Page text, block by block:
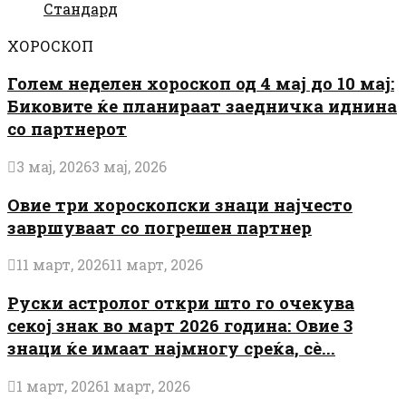
Стандард
ХОРОСКОП
Голем неделен хороскоп од 4 мај до 10 мај:
Биковите ќе планираат заедничка иднина
со партнерот
3 мај, 20263 мај, 2026
Овие три хороскопски знаци најчесто
завршуваат со погрешен партнер
11 март, 202611 март, 2026
Руски астролог откри што го очекува
секој знак во март 2026 година: Овие 3
знаци ќе имаат најмногу среќа, сè...
1 март, 20261 март, 2026